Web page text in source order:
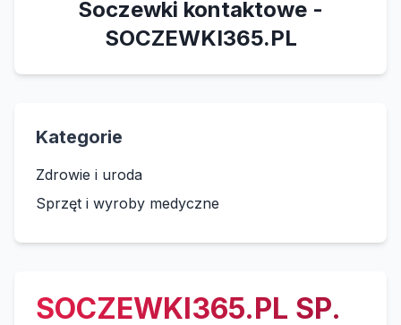
Soczewki kontaktowe -
SOCZEWKI365.PL
Kategorie
Zdrowie i uroda
Sprzęt i wyroby medyczne
SOCZEWKI365.PL SP.